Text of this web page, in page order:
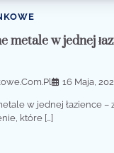
metale w jednej
16 Maja,
w jednej łazience –
które […]